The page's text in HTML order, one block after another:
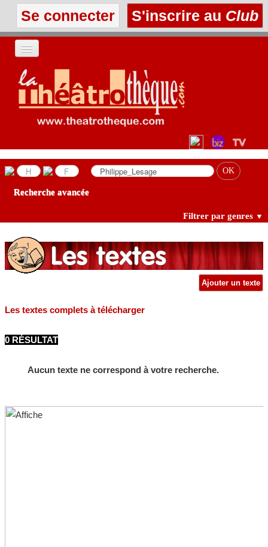
Se connecter S'inscrire au Club
ACCUEIL
LES TEXTES
LES ANNONCES
Recherche avancée
Filtrer par genres ▼
Ajouter un texte
Les textes complets à télécharger
0 RÉSULTAT
Aucun texte ne correspond à votre recherche.